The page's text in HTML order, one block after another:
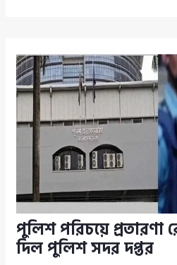
পুলিশ পরিচয়ে প্রতারণা
দিল পুলিশ সদর দপ্তর